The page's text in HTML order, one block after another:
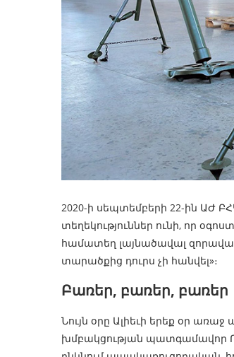
2020-ի սեպտեմբերի 22-ին ԱԺ
տեղեկություններ ունի, որ
համատեղ լայնածավալ
տարածքից դուրս չի հանվել»։
Բառեր, բառեր, բառեր
Նույն օրը Ալիեւի երեք օր
խմբակցության պատգամավոր